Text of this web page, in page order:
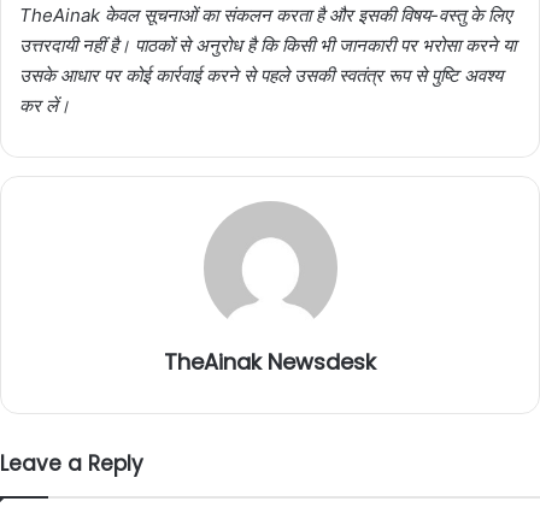
TheAinak केवल सूचनाओं का संकलन करता है और इसकी विषय-वस्तु के लिए
उत्तरदायी नहीं है। पाठकों से अनुरोध है कि किसी भी जानकारी पर भरोसा करने या
उसके आधार पर कोई कार्रवाई करने से पहले उसकी स्वतंत्र रूप से पुष्टि अवश्य
कर लें।
TheAinak Newsdesk
Leave a Reply